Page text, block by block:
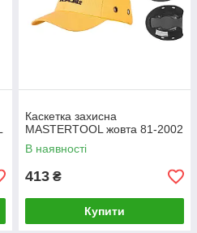
Каскетка захисна
MASTERTOOL жовта 81-2002
В наявності
413 ₴
Купити